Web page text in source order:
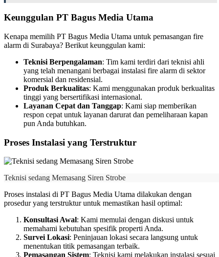
Keunggulan PT Bagus Media Utama
Kenapa memilih PT Bagus Media Utama untuk pemasangan fire
alarm di Surabaya? Berikut keunggulan kami:
Teknisi Berpengalaman: Tim kami terdiri dari teknisi ahli
yang telah menangani berbagai instalasi fire alarm di sektor
komersial dan residensial.
Produk Berkualitas: Kami menggunakan produk berkualitas
tinggi yang bersertifikasi internasional.
Layanan Cepat dan Tanggap: Kami siap memberikan
respon cepat untuk layanan darurat dan pemeliharaan kapan
pun Anda butuhkan.
Proses Instalasi yang Terstruktur
Teknisi sedang Memasang Siren Strobe
Proses instalasi di PT Bagus Media Utama dilakukan dengan
prosedur yang terstruktur untuk memastikan hasil optimal:
Konsultasi Awal: Kami memulai dengan diskusi untuk
memahami kebutuhan spesifik properti Anda.
Survei Lokasi: Peninjauan lokasi secara langsung untuk
menentukan titik pemasangan terbaik.
Pemasangan Sistem: Teknisi kami melakukan instalasi sesuai